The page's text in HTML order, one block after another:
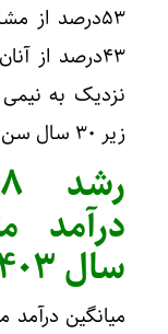
۵۳درصد از
نزدیک به
زیر ۳۰ سال سن دارند
درآمد
سال ۱۴۰۳